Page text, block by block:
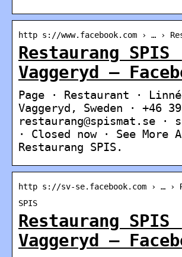
http s://www.facebook.com › … ›
Restaurang SPIS |
Vaggeryd –
Page · Restaurant ·
Vaggeryd, Sweden · +46
restaurang@spismat.se ·
· Closed now · See More
Restaurang SPIS.
http s://sv-se.facebook.com › … ›
SPIS
Restaurang SPIS |
Vaggeryd –